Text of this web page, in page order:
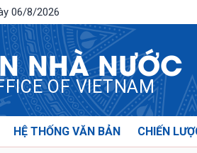
06/8/2026
NHÀ NƯỚC
OF VIETNAM
HỆ THỐNG VĂN BẢN CHIẾN